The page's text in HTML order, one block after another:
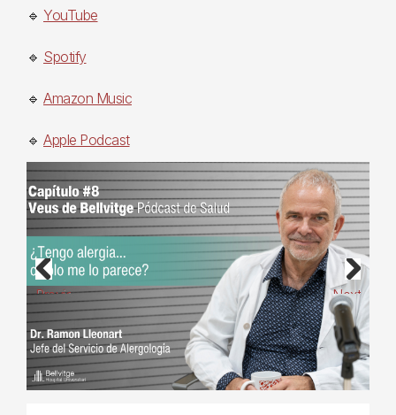
🔹 YouTube
🔹 Spotify
🔹 Amazon Music
🔹 Apple Podcast
Previous Next